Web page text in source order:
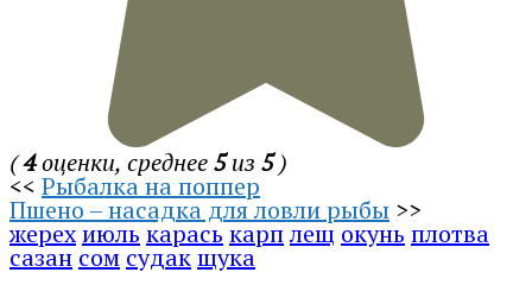
(4оценки, среднее5из 5)
<< Рыбалка на поппер
Пшено – насадка для ловли рыбы >>
жерехиюль карась карплещ окунь плотва
сазан сом судакщука